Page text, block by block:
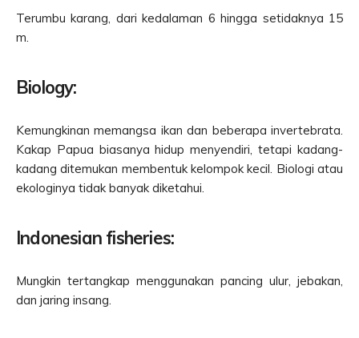
Terumbu karang, dari kedalaman 6 hingga setidaknya 15
m.
Biology:
Kemungkinan memangsa ikan dan beberapa invertebrata.
Kakap Papua biasanya hidup menyendiri, tetapi kadang-
kadang ditemukan membentuk kelompok kecil. Biologi atau
ekologinya tidak banyak diketahui.
Indonesian fisheries:
Mungkin tertangkap menggunakan pancing ulur, jebakan,
dan jaring insang.